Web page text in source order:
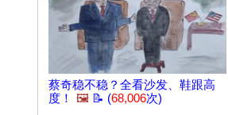
蔡奇稳不稳？全看沙发、鞋跟高
度！
🖼️ 📝 (68,006次)